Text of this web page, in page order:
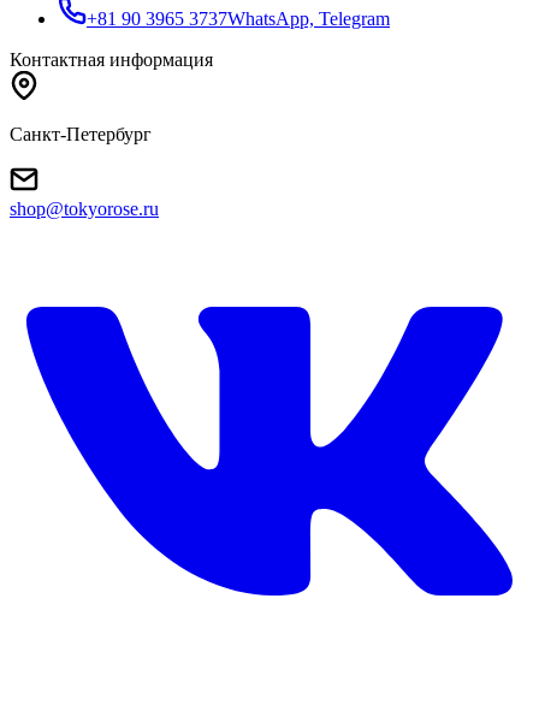
+81 90 3965 3737WhatsApp, Telegram
Контактная информация
Санкт-Петербург
shop@tokyorose.ru